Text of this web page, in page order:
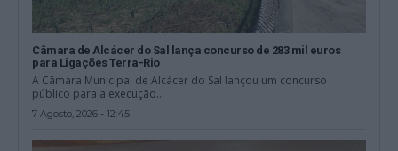
Câmara de Alcácer do Sal lança concurso de 283 mil euros
para Ligações Terra-Rio
A Câmara Municipal de Alcácer do Sal lançou um concurso
público para a execução...
7 Agosto, 2026 - 12:45